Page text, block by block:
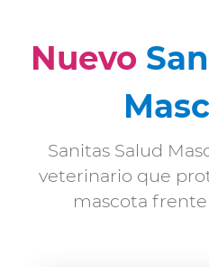
Nuevo
Sanitas Salud
veterinario que
mascota